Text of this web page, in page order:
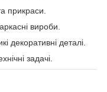
прикраси.
вироби.
декоративні деталі.
задачі.